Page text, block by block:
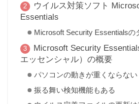
ウイルス対策ソフト
Essentials
Microsoft Security Essentialsの
Microsoft Security
エッセンシャル）の概要
パソコンの動きが重くならない
振る舞い検知機能もある